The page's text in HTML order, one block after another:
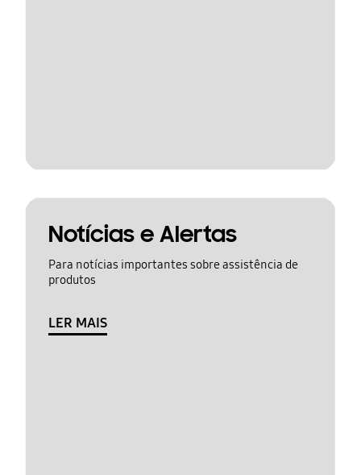
Notícias e Alertas
Para notícias importantes sobre assistência de
produtos
LER MAIS